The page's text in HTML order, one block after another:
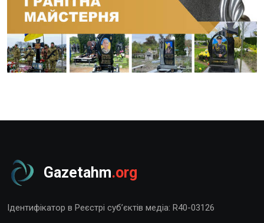
Gazetahm.org
Ідентифікатор в Реєстрі суб’єктів медіа: R40-03126